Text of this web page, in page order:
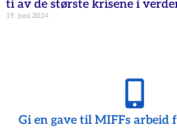
ti av de største krisene i
19. juni 2024
Gi en gave til MIFFs arbeid